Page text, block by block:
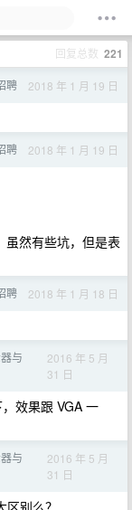
回复总数 221
聘 2018 年 1 月 19 日
聘 2018 年 1 月 19 日
虽然有些坑，但是表
聘 2018 年 1 月 18 日
与
2016 年 5 月
31 日
效果跟 VGA 一
与
2016 年 5 月
31 日
别么？